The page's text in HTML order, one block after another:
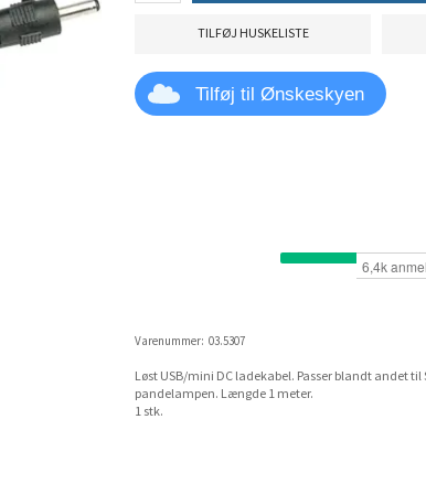
TILFØJ HUSKELISTE
Tilføj til Ønskeskyen
Varenummer: 03.5307
Løst USB/mini DC ladekabel. Passer blandt andet til
pandelampen. Længde 1 meter.
1 stk.